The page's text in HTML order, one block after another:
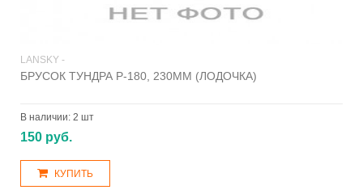
LANSKY -
БРУСОК ТУНДРА P-180, 230ММ (ЛОДОЧКА)
В наличии: 2 шт
150 руб.
КУПИТЬ